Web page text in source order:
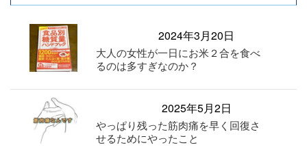
2024年3月20日
大人の女性が一日にお米２合を食べ
るのは多すぎなのか？
2025年5月2日
やっぱり残った筋肉痛を早く回復さ
せるためにやったこと